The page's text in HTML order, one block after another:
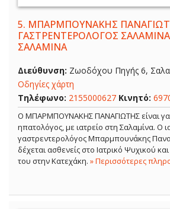
5. ΜΠΑΡΜΠΟΥΝΑΚΗΣ
ΓΑΣΤΡΕΝΤΕΡΟΛΟΓΟΣ
ΣΑΛΑΜΙΝΑ
Διεύθυνση: Ζωοδόχου Πηγής 6,
Οδηγίες χάρτη
Τηλέφωνο: 2155000627 Κινητό:
Ο ΜΠΑΡΜΠΟΥΝΑΚΗΣ ΠΑΝΑΓΙΩΤΗΣ είναι
ηπατολόγος, με ιατρείο στη Σαλαμίνα. Ο
γαστρεντερολόγος Μπαρμπουνάκης
δέχεται ασθενείς στο Ιατρικό Ψυχικού
του στην Κατεχάκη. » Περισσότερες